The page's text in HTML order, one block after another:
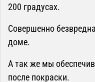
200 градусах.
Совершенно
доме.
А так же мы
после покраски.